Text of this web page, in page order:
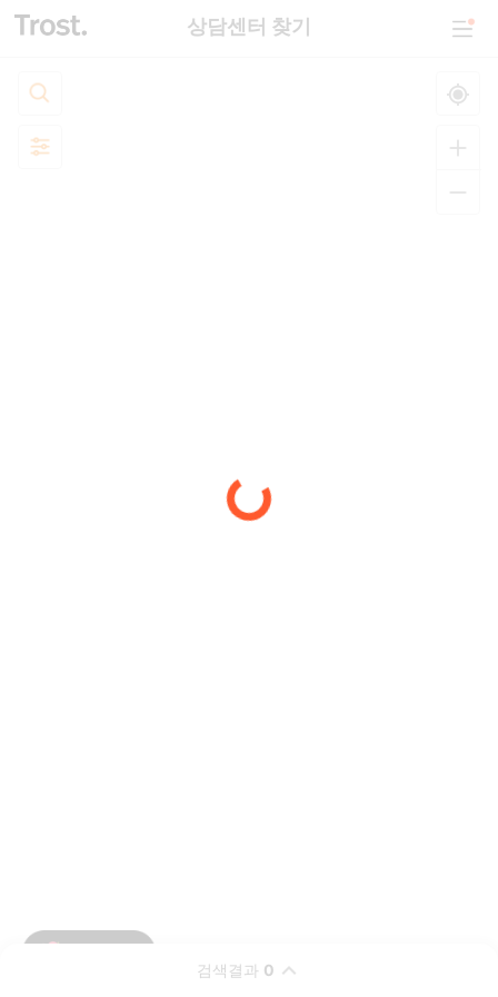
상담센터 찾기
검색결과 0